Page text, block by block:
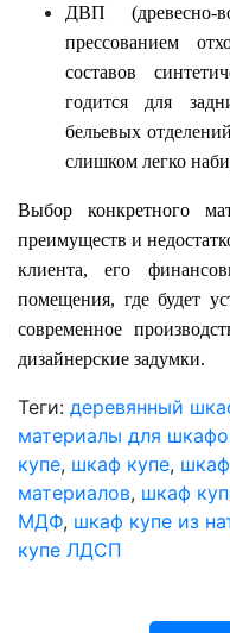
ДВП (древесно-
прессованием
составов
годится для
бельевых
слишком легко
Выбор конкретного
преимуществ и
клиента, его
помещения, где будет
современное
дизайнерские задумки.
Теги: деревянный
материалы для
купе, шкаф купе,
материалов, шкаф
МДФ, шкаф купе из
купе ЛДСП